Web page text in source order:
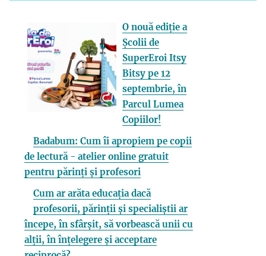
O nouă ediție a
Școlii de
SuperEroi Itsy
Bitsy pe 12
septembrie, în
Parcul Lumea
Copiilor!
Badabum: Cum îi apropiem pe copii
de lectură - atelier online gratuit
pentru părinți și profesori
Cum ar arăta educația dacă
profesorii, părinții și specialiștii ar
începe, în sfârșit, să vorbească unii cu
alții, în înțelegere și acceptare